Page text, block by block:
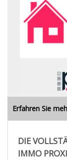
Erfahren Sie
DIE
IMMO